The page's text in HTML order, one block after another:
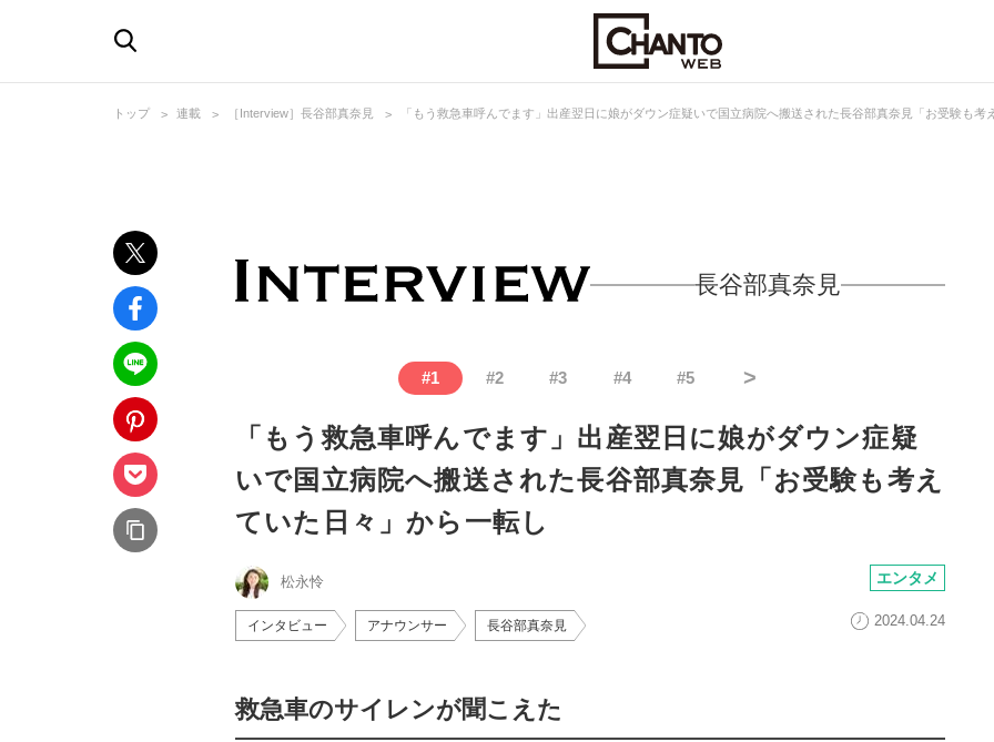
トップ 連載 ［Interview］長谷部真奈見 「もう救急車呼んでます」出産翌日に娘がダウン症疑いで国立病院へ搬送された長谷部真奈見「お受験も考
長谷部真奈見
#1 #2 #3 #4 #5 >
「もう救急車呼んでます」出産翌日に娘がダウン症疑
いで国立病院へ搬送された長谷部真奈見「お受験も考え
ていた日々」から一転し
松永怜 エンタメ
インタビュー アナウンサー 長谷部真奈見 2024.04.24
救急車のサイレンが聞こえた